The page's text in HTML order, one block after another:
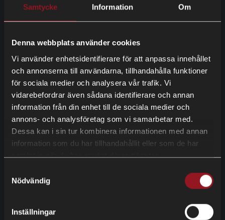
Samtycke Information Om
Denna webbplats använder cookies
Vi använder enhetsidentifierare för att anpassa innehållet
och annonserna till användarna, tillhandahålla funktioner
för sociala medier och analysera vår trafik. Vi
vidarebefordrar även sådana identifierare och annan
information från din enhet till de sociala medier och
annons- och analysföretag som vi samarbetar med.
Dessa kan i sin tur kombinera informationen med annan
information som du har tillhandahållit eller som de har
samlat in när du har använt deras tjänster.
Nödvändig
Inställningar
idé om prisbild och möjligheter. I nästa steg kan en av våra
kunniga säljare hjälpa dig med dina frågor eller önskemål.
HIGHLIGHTS
Al-Ko Kober kvalitetskomponenter
Inredning efter önskemål
Kan helfolieras med reklam